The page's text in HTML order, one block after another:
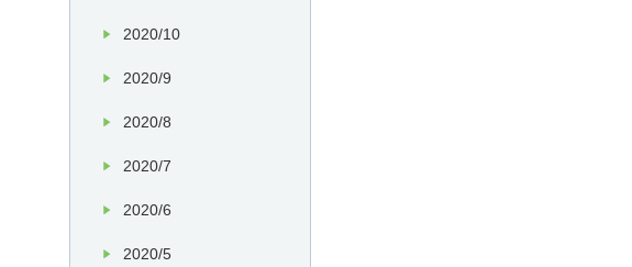
2020/10
2020/9
2020/8
2020/7
2020/6
2020/5